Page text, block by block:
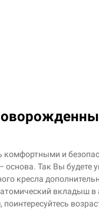
и
Так Вы будете
кресла
вкладыш